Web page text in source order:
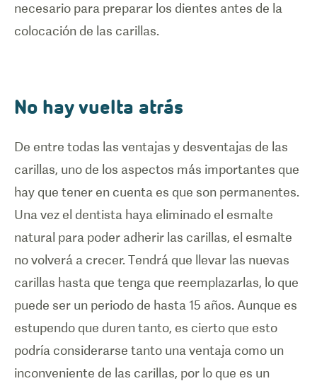
necesario para preparar los dientes antes de la
colocación de las carillas.
No hay vuelta atrás
De entre todas las ventajas y desventajas de las
carillas, uno de los aspectos más importantes que
hay que tener en cuenta es que son permanentes.
Una vez el dentista haya eliminado el esmalte
natural para poder adherir las carillas, el esmalte
no volverá a crecer. Tendrá que llevar las nuevas
carillas hasta que tenga que reemplazarlas, lo que
puede ser un periodo de hasta 15 años. Aunque es
estupendo que duren tanto, es cierto que esto
podría considerarse tanto una ventaja como un
inconveniente de las carillas, por lo que es un